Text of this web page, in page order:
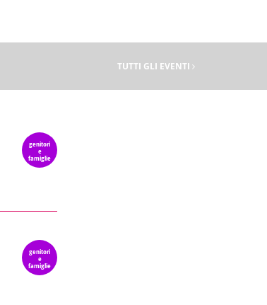
TUTTI GLI EVENTI
genitori
e
famiglie
genitori
e
famiglie